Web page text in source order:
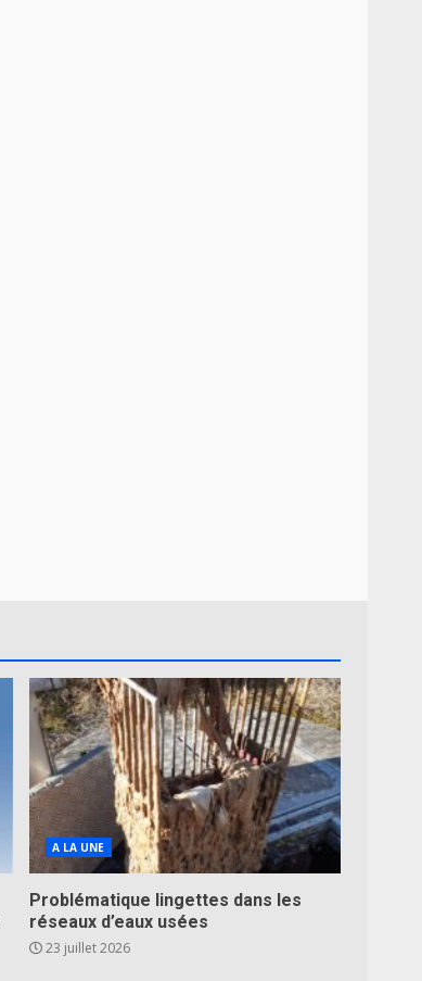
A LA UNE
Problématique lingettes dans les
réseaux d’eaux usées
23 juillet 2026